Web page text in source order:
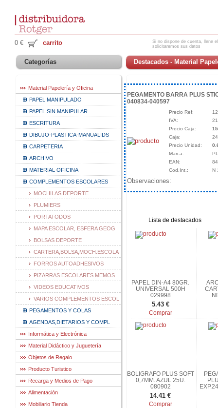
0 € carrito
Si no dispone de cuenta, llene
solicitaremos sus datos
Categorías
Material Papelería y Oficina
PAPEL MANIPULADO
PAPEL SIN MANIPULAR
ESCRITURA
DIBUJO-PLASTICA-MANUALIDS
CARPETERIA
ARCHIVO
MATERIAL OFICINA
COMPLEMENTOS ESCOLARES
MOCHILAS DEPORTE
PLUMIERS
PORTATODOS
MAPA ESCOLAR, ESFERA GEOG
BOLSAS DEPORTE
CARTERA,BOLSA,MOCH.ESCOLA
FORROS AUTOADHESIVOS
PIZARRAS ESCOLARES MEMOS
VIDEOS EDUCATIVOS
VARIOS COMPLEMENTOS ESCOL
PEGAMENTOS Y COLAS
AGENDAS,DIETARIOS Y COMPL
Informática y Electrónica
Material Didáctico y Juguetería
Objetos de Regalo
Producto Turistico
Recarga y Medios de Pago
Alimentación
Mobiliario Tienda
Destacados - Material
PEGAMENTO BARRA PLUS
040834-040597
Precio Ref:
IVA:
Precio Caja:
Caja:
Precio Unidad:
Marca:
EAN:
Cod.Int.:
N
Observaciones:
Lista de destacados
PAPEL DIN-A4 80GR.
UNIVERSAL 500H
029998
5.43 €
Comprar
BOLIGRAFO PLUS SOFT
0,7MM. AZUL 25U.
080902
14.41 €
Comprar